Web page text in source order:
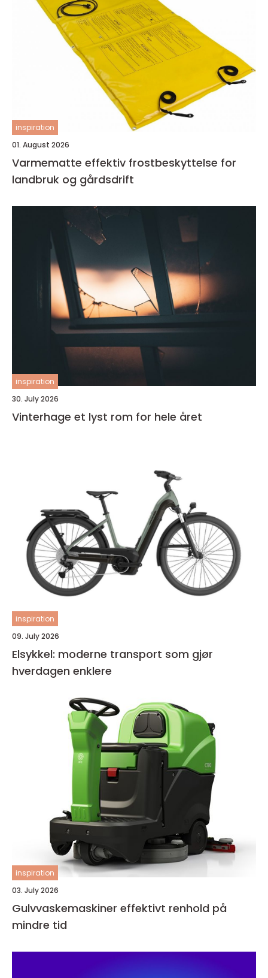
inspiration
01. August 2026
Varmematte effektiv frostbeskyttelse for
landbruk og gårdsdrift
inspiration
30. July 2026
Vinterhage et lyst rom for hele året
inspiration
09. July 2026
Elsykkel: moderne transport som gjør
hverdagen enklere
inspiration
03. July 2026
Gulvvaskemaskiner effektivt renhold på
mindre tid